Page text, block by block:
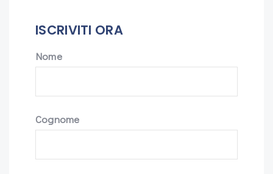
ISCRIVITI ORA
Nome
Cognome